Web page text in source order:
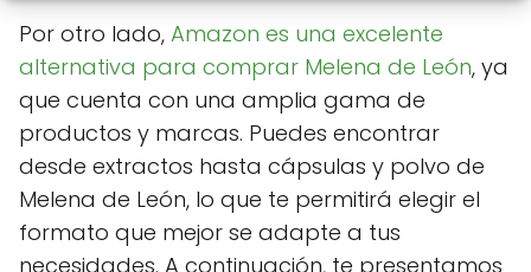
Por otro lado, Amazon es una excelente
alternativa para comprar Melena de León, ya
que cuenta con una amplia gama de
productos y marcas. Puedes encontrar
desde extractos hasta cápsulas y polvo de
Melena de León, lo que te permitirá elegir el
formato que mejor se adapte a tus
necesidades. A continuación, te presentamos